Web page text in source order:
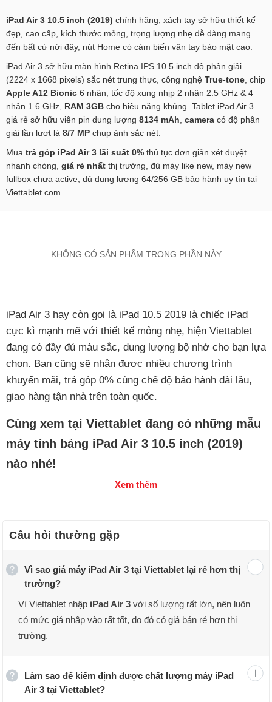
iPad Air 3 10.5 inch (2019) chính hãng, xách tay sở hữu thiết kế
đẹp, cao cấp, kích thước mỏng, trọng lượng nhẹ dễ dàng mang
đến bất cứ nới đây, nút Home có cảm biến vân tay bảo mật cao.
iPad Air 3 sở hữu màn hình Retina IPS 10.5 inch độ phân giải
(2224 x 1668 pixels) sắc nét trung thực, công nghệ True-tone , chip
Apple A12 Bionic 6 nhân, tốc độ xung nhịp 2 nhân 2.5 GHz & 4
nhân 1.6 GHz, RAM 3GB cho hiệu năng khủng. Tablet iPad Air 3
giá rẻ sở hữu viên pin dung lượng 8134 mAh camera có độ phân
giải lần lượt là 8/7 MP chụp ảnh sắc nét.
Mua trả góp iPad Air 3 lãi suất 0% thủ tục đơn giản xét duyệt
nhanh chóng, giá rẻ nhất thị trường, đủ máy like new, máy new
fullbox chưa active, đủ dung lượng 64/256 GB bảo hành uy tín tại
Viettablet.com
KHÔNG CÓ SẢN PHẨM TRONG PHẦN NÀY
iPad Air 3 hay còn gọi là iPad 10.5 2019 là chiếc iPad
cực kì mạnh mẽ với thiết kế mỏng nhẹ, hiện Viettablet
đang có đầy đủ màu sắc, dung lượng bộ nhớ cho bạn lựa
chọn. Bạn cũng sẽ nhận được nhiều chương trình
khuyến mãi, trả góp 0% cùng chế độ bảo hành dài lâu,
giao hàng tận nhà trên toàn quốc.
Cùng xem tại Viettablet đang có những mẫu
máy tính bảng iPad Air 3 10.5 inch (2019)
nào nhé!
Xem thêm
Câu hỏi thường gặp
Vì sao giá máy iPad Air 3 tại Viettablet lại rẻ hơn thị
trường?
Vì Viettablet nhập iPad Air 3với số lượng rất lớn, nên luôn
có mức giá nhập vào rất tốt, do đó có giá bán rẻ hơn thị
trường.
Làm sao để kiểm định được chất lượng máy iPad
Air 3 tại Viettablet?